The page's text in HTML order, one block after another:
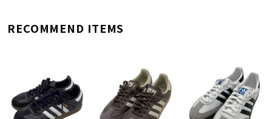
RECOMMEND ITEMS